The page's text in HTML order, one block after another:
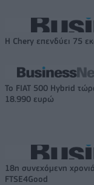
Η Chery επενδύει 75
Το FIAT 500 Hybrid
18.990 ευρώ
18η συνεχόμενη
FTSE4Good